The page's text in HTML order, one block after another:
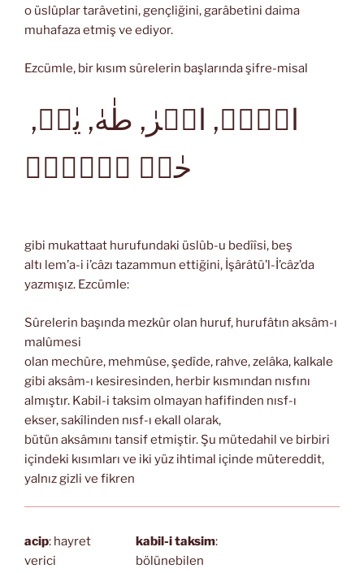
o üslûplar tarâvetini, gençliğini, garâbetini daima
muhafaza etmiş ve ediyor.
Ezcümle, bir kısım sûrelerin başlarında şifre-misal
gibi mukattaat hurufundaki üslûb-u bedîîsi, beş
altı lem’a-i i’câzı tazammun ettiğini, İşârâtü’l-İ’câz’da
yazmışız. Ezcümle:
Sûrelerin başında mezkûr olan huruf, hurufâtın aksâm-ı
malûmesi
olan mechûre, mehmûse, şedîde, rahve, zelâka, kalkale
gibi aksâm-ı kesiresinden, herbir kısmından nısfını
almıştır. Kabil-i taksim olmayan hafifinden nısf-ı
ekser, sakîlinden nısf-ı ekall olarak,
bütün aksâmını tansif etmiştir. Şu mütedahil ve birbiri
içindeki kısımları ve iki yüz ihtimal içinde mütereddit,
yalnız gizli ve fikren
acip: hayret
verici
kabil-i taksim:
bölünebilen